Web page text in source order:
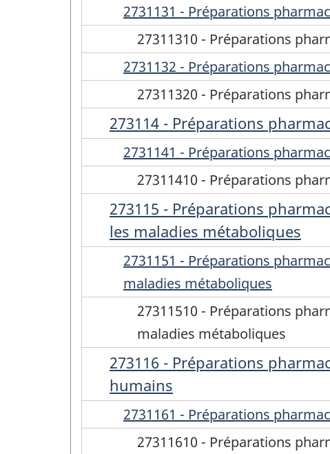
2731131 - Préparations
27311310 - Préparations
2731132 - Préparations
27311320 - Préparations
273114 - Préparations
2731141 - Préparations
27311410 - Préparations
273115 - Préparations
les maladies métaboliques
2731151 - Préparations
maladies métaboliques
27311510 - Préparations
maladies métaboliques
273116 - Préparations
humains
2731161 - Préparations
27311610 - Préparations